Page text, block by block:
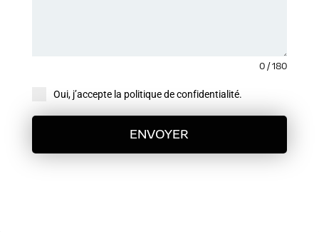
0 / 180
Oui, j’accepte la politique de confidentialité.
ENVOYER